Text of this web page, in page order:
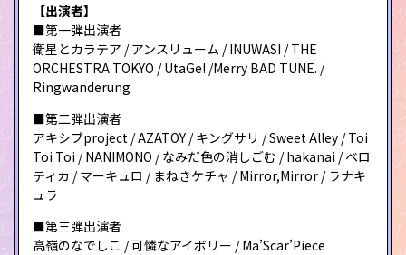
【出演者】
■第一弾出演者
衛星とカラテア / アンスリューム / INUWASI / THE
ORCHESTRA TOKYO / UtaGe! /Merry BAD TUNE. /
Ringwanderung
■第二弾出演者
アキシブproject / AZATOY / キングサリ / Sweet Alley / Toi
Toi Toi / NANIMONO / なみだ色の消しごむ / hakanai / ベロ
ティカ / マーキュロ / まねきケチャ / Mirror,Mirror / ラナキ
ュラ
■第三弾出演者
高嶺のなでしこ / 可憐なアイボリー / Ma’Scar’Piece